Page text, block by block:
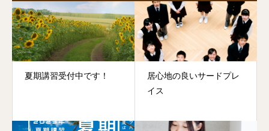
夏期講習受付中です！
居心地の良いサードプレ
イス